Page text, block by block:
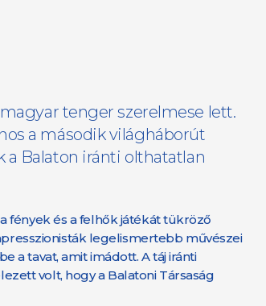
tenger szerelmese lett.
a második világháborút
Balaton iránti olthatatlan
fények és a felhők játékát tükröző
legelismertebb művészei
a tavat, amit imádott. A táj iránti
volt, hogy a Balatoni Társaság